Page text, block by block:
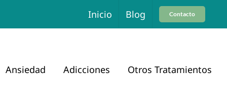
Inicio Blog Contacto
Ansiedad Adicciones Otros Tratamientos